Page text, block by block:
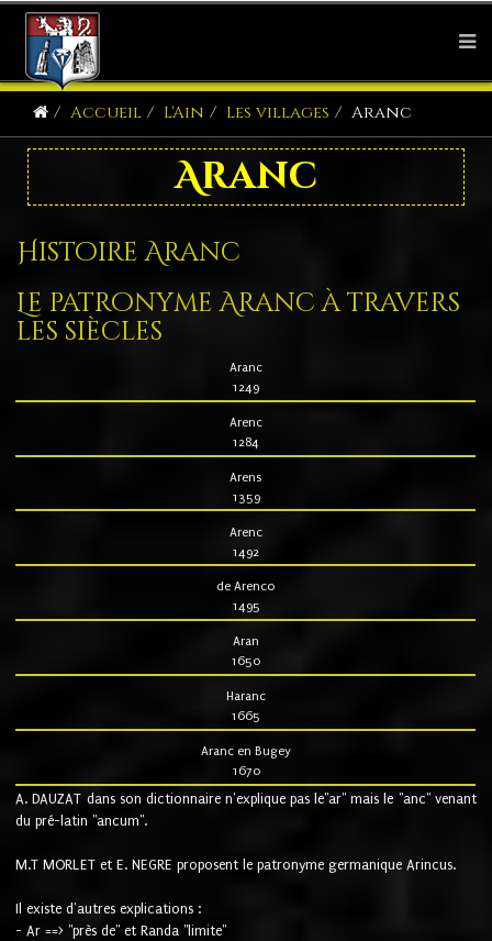
Accueil L'Ain Les villages Aranc
Aranc
Histoire Aranc
Le patronyme Aranc à travers
les siècles
Aranc
1249
Arenc
1284
Arens
1359
Arenc
1492
de Arenco
1495
Aran
1650
Haranc
1665
Aranc en Bugey
1670
A. DAUZAT dans son dictionnaire n'explique pas le"ar" mais le "anc" venant
du pré-latin "ancum".
M.T MORLET et E. NEGRE proposent le patronyme germanique Arincus.
Il existe d'autres explications :
- Ar ==> "près de" et Randa "limite"